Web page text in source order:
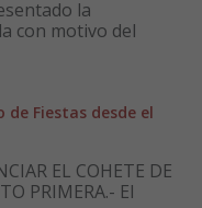
la
con motivo del
Fiestas desde el
EL COHETE DE
PRIMERA.- El